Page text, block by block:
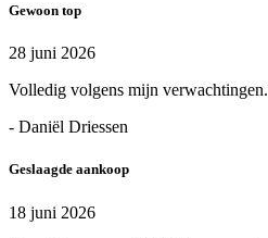
Gewoon top
28 juni 2026
Volledig volgens mijn verwachtingen.
- Daniël Driessen
Geslaagde aankoop
18 juni 2026